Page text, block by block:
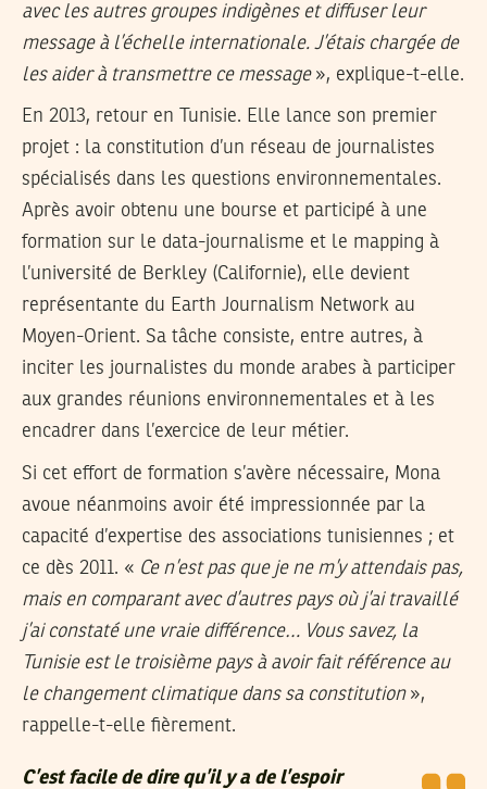
avec les autres groupes indigènes et diffuser leur
message à l’échelle internationale. J’étais chargée de
les aider à transmettre ce message», explique-t-elle.
En 2013, retour en Tunisie. Elle lance son premier
projet : la constitution d’un réseau de journalistes
spécialisés dans les questions environnementales.
Après avoir obtenu une bourse et participé à une
formation sur le data-journalisme et le mapping à
l’université de Berkley (Californie), elle devient
représentante du Earth Journalism Network au
Moyen-Orient. Sa tâche consiste, entre autres, à
inciter les journalistes du monde arabes à participer
aux grandes réunions environnementales et à les
encadrer dans l’exercice de leur métier.
Si cet effort de formation s’avère nécessaire, Mona
avoue néanmoins avoir été impressionnée par la
capacité d’expertise des associations tunisiennes ; et
ce dès 2011. « Ce n’est pas que je ne m’y attendais pas,
mais en comparant avec d’autres pays où j’ai travaillé
j’ai constaté une vraie différence… Vous savez, la
Tunisie est le troisième pays à avoir fait référence au
le changement climatique dans sa constitution»,
rappelle-t-elle fièrement.
C’est facile de dire qu’il y a de l’espoir